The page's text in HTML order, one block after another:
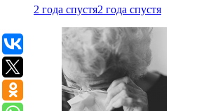
2 года спустя2 года спустя